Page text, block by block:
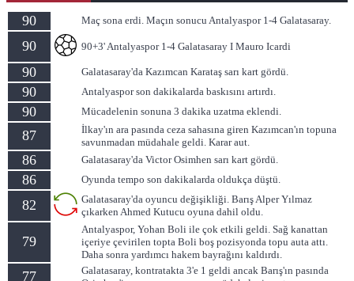
90 Maç sona erdi. Maçın sonucu Antalyaspor 1-4 Galatasaray.
90 90+3' Antalyaspor 1-4 Galatasaray I Mauro Icardi
90 Galatasaray'da Kazımcan Karataş sarı kart gördü.
90 Antalyaspor son dakikalarda baskısını artırdı.
90 Mücadelenin sonuna 3 dakika uzatma eklendi.
87
İlkay'ın ara pasında ceza sahasına giren Kazımcan'ın topuna
savunmadan müdahale geldi. Karar aut.
86 Galatasaray'da Victor Osimhen sarı kart gördü.
86 Oyunda tempo son dakikalarda oldukça düştü.
82
Galatasaray'da oyuncu değişikliği. Barış Alper Yılmaz
çıkarken Ahmed Kutucu oyuna dahil oldu.
79
Antalyaspor, Yohan Boli ile çok etkili geldi. Sağ kanattan
içeriye çevirilen topta Boli boş pozisyonda topu auta attı.
Daha sonra yardımcı hakem bayrağını kaldırdı.
77
Galatasaray, kontratakta 3'e 1 geldi ancak Barış'ın pasında